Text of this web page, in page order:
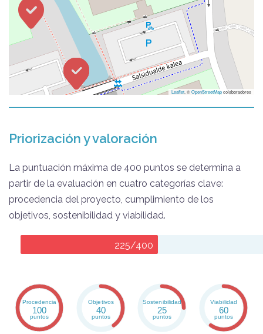
Leaflet , ©OpenStreetMapcolaboradores
Priorización y valoración
La puntuación máxima de 400 puntos se determina a
partir de la evaluación en cuatro categorías clave:
procedencia del proyecto, cumplimiento de los
objetivos, sostenibilidad y viabilidad.
225/400
Procedencia
100
puntos
Objetivos
40
puntos
Sostenibilidad
25
puntos
Viabilidad
60
puntos